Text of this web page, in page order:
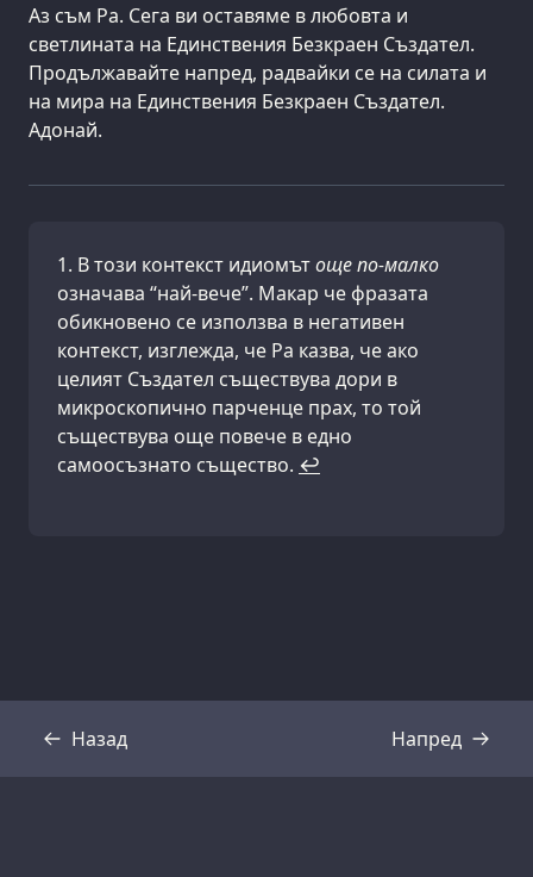
Аз съм Ра. Сега ви оставяме в любовта и
светлината на Единствения Безкраен Създател.
Продължавайте напред, радвайки се на силата и
на мира на Единствения Безкраен Създател.
Адонай.
В този контекст идиомътоще по-малко
означава “най-вече”. Макар че фразата
обикновено се използва в негативен
контекст, изглежда, че Ра казва, че ако
целият Създател съществува дори в
микроскопично парченце прах, то той
съществува още повече в едно
самоосъзнато същество. ↩
Назад
Препис Напред
Препис